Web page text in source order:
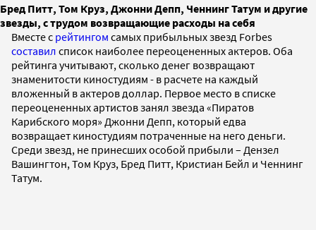
Бред Питт, Том Круз, Джонни Депп, Ченнинг Татум и другие
звезды, с трудом возвращающие расходы на себя
Вместе с рейтингом самых прибыльных звезд Forbes
составил список наиболее переоцененных актеров. Оба
рейтинга учитывают, сколько денег возвращают
знаменитости киностудиям - в расчете на каждый
вложенный в актеров доллар. Первое место в списке
переоцененных артистов занял звезда «Пиратов
Карибского моря» Джонни Депп, который едва
возвращает киностудиям потраченные на него деньги.
Среди звезд, не принесших особой прибыли – Дензел
Вашингтон, Том Круз, Бред Питт, Кристиан Бейл и Ченнинг
Татум.